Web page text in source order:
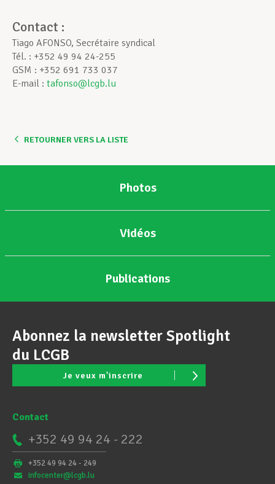
Contact :
Tiago AFONSO, Secrétaire syndical
Tél. : +352 49 94 24-255
GSM : +352 691 733 037
E-mail : tafonso@lcgb.lu
RETOURNER VERS LA LISTE
Photos
Vidéos
Publications
Abonnez la newsletter Spotlight
du LCGB
Je veux m'inscrire
Contact
+352 49 94 24 - 222
+352 49 94 24 - 249
infocenter@lcgb.lu